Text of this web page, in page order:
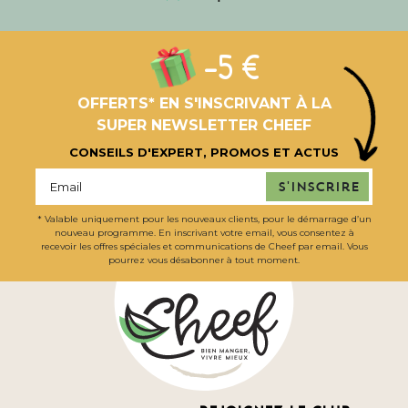
-5 €
OFFERTS* EN S'INSCRIVANT À LA
SUPER NEWSLETTER CHEEF
CONSEILS D'EXPERT, PROMOS ET ACTUS
S'inscrire
* Valable uniquement pour les nouveaux clients, pour le démarrage d’un
nouveau programme. En inscrivant votre email, vous consentez à
recevoir les offres spéciales et communications de Cheef par email. Vous
pourrez vous désabonner à tout moment.